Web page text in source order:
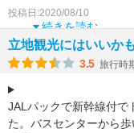
した。市内電車の
続きを読む
投稿日:2020/08/10
立地観光にはいいかも
3.5 旅行時
JALパックで新幹線付で
た。バスセンターから